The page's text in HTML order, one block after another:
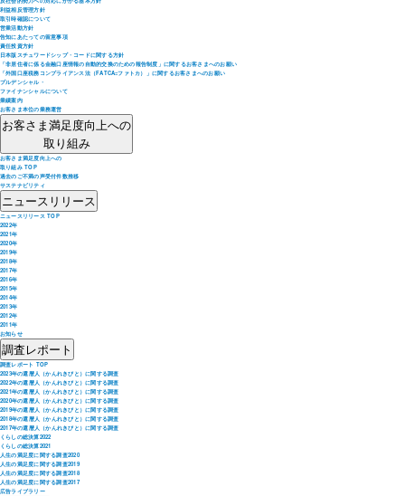
利益相反管理方針
取引時確認について
営業活動方針
告知にあたっての留意事項
責任投資方針
日本版スチュワードシップ・コードに関する方針
「非居住者に係る金融口座情報の自動的交換のための報告制度」に関するお客さまへのお願い
「外国口座税務コンプライアンス法（FATCA=ファトカ）」に関するお客さまへのお願い
プルデンシャル・
ファイナンシャルについて
業績案内
お客さま本位の業務運営
お客さま満足度向上への
取り組み
お客さま満足度向上への
取り組み TOP
過去のご不満の声受付件数推移
サステナビリティ
ニュースリリース
ニュースリリース TOP
2022年
2021年
2020年
2019年
2018年
2017年
2016年
2015年
2014年
2013年
2012年
2011年
お知らせ
調査レポート
調査レポート TOP
2023年の還暦人（かんれきびと）に関する調査
2022年の還暦人（かんれきびと）に関する調査
2021年の還暦人（かんれきびと）に関する調査
2020年の還暦人（かんれきびと）に関する調査
2019年の還暦人（かんれきびと）に関する調査
2018年の還暦人（かんれきびと）に関する調査
2017年の還暦人（かんれきびと）に関する調査
くらしの総決算2022
くらしの総決算2021
人生の満足度に関する調査2020
人生の満足度に関する調査2019
人生の満足度に関する調査2018
人生の満足度に関する調査2017
広告ライブラリー